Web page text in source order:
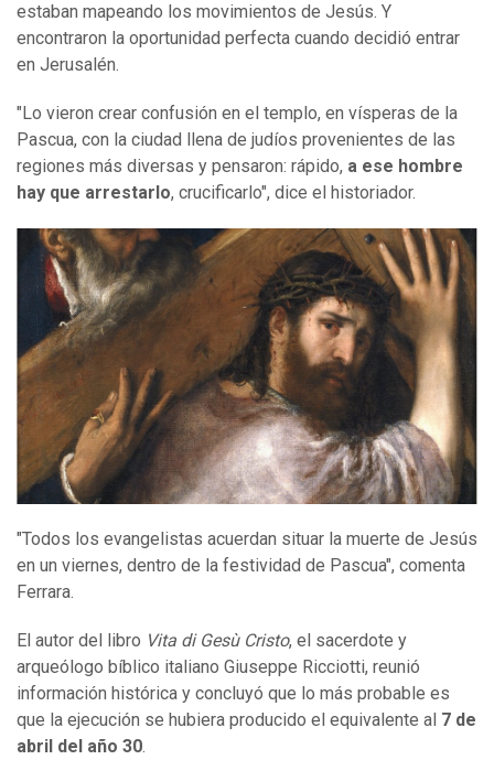
estaban mapeando los movimientos de Jesús. Y
encontraron la oportunidad perfecta cuando decidió entrar
en Jerusalén.
"Lo vieron crear confusión en el templo, en vísperas de la
Pascua, con la ciudad llena de judíos provenientes de las
regiones más diversas y pensaron: rápido, a ese hombre
hay que arrestarlo, crucificarlo", dice el historiador.
"Todos los evangelistas acuerdan situar la muerte de Jesús
en un viernes, dentro de la festividad de Pascua", comenta
Ferrara.
El autor del libro Vita di Gesù Cristo, el sacerdote y
arqueólogo bíblico italiano Giuseppe Ricciotti, reunió
información histórica y concluyó que lo más probable es
que la ejecución se hubiera producido el equivalente al 7 de
abril de año 30.